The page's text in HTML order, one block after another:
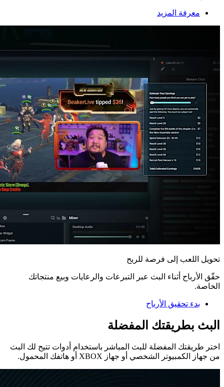
معرفة المزيد
تحويل اللعب إلى فرصة للربح
حقّق الأرباح أثناء البث عبر التبرعات والرعايات وبيع منتجاتك
الخاصة.
بدء تحقيق الأرباح
البث بطريقتك المفضلة
اختر طريقتك المفضلة للبث المباشر باستخدام أدوات تتيح لك البث
من جهاز الكمبيوتر الشخصي أو جهاز XBOX أو هاتفك المحمول.